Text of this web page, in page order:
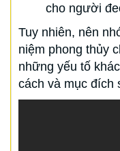
cho người
Tuy nhiên, nên
niệm phong thủy
những yếu tố
cách và mục đích